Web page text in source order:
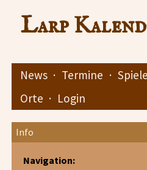
Larp
News · Termine ·
Orte · Login
Info
Navigation: